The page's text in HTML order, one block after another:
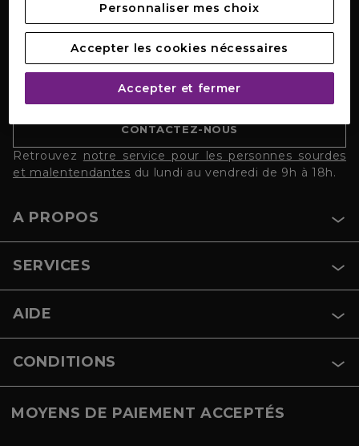
SERVICE CLIENTS
Notre Service Clients est disponible du lundi au
samedi de 08h à 20h.
CONTACTEZ-NOUS
Retrouvez notre service pour les personnes sourdes
et malentendantes du lundi au vendredi de 9h à 18h.
A PROPOS
SERVICES
AIDE
CONDITIONS
MOYENS DE PAIEMENT ACCEPTÉS
Personnaliser mes choix
Accepter les cookies nécessaires
Accepter et fermer